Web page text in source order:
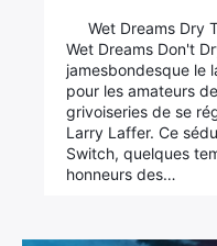
Wet Dreams Dry
Wet Dreams Don't
jamesbondesque le
pour les amateurs
grivoiseries de se
Larry Laffer. Ce
Switch, quelques
honneurs des…